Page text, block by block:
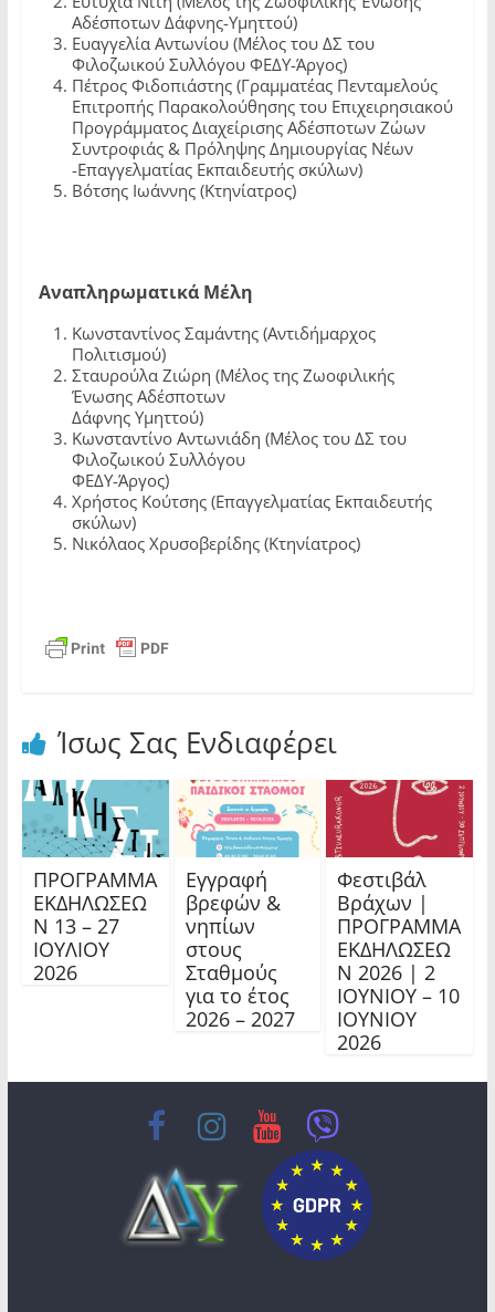
Αδέσποτων Δάφνης-Υμηττού)
Ευαγγελία Αντωνίου (Μέλος του ΔΣ του
Φιλοζωικού Συλλόγου ΦΕΔΥ-Άργος)
Πέτρος Φιδοπιάστης (Γραμματέας Πενταμελούς
Επιτροπής Παρακολούθησης του Επιχειρησιακού
Προγράμματος Διαχείρισης Αδέσποτων Ζώων
Συντροφιάς & Πρόληψης Δημιουργίας Νέων
-Επαγγελματίας Εκπαιδευτής σκύλων)
Βότσης Ιωάννης (Κτηνίατρος)
Αναπληρωματικά Μέλη
Κωνσταντίνος Σαμάντης (Αντιδήμαρχος
Πολιτισμού)
Σταυρούλα Ζιώρη (Μέλος της Ζωοφιλικής
Ένωσης Αδέσποτων
Δάφνης Υμηττού)
Κωνσταντίνο Αντωνιάδη (Μέλος του ΔΣ του
Φιλοζωικού Συλλόγου
ΦΕΔΥ-Άργος)
Χρήστος Κούτσης (Επαγγελματίας Εκπαιδευτής
σκύλων)
Νικόλαος Χρυσοβερίδης (Κτηνίατρος)
Ίσως Σας Ενδιαφέρει
ΠΡΟΓΡΑΜΜΑ
ΕΚΔΗΛΩΣΕΩ
Ν 13 – 27
ΙΟΥΛΙΟΥ
2026
Εγγραφή
βρεφών &
νηπίων
στους
Σταθμούς
για το έτος
2026 – 2027
Φεστιβάλ
Βράχων |
ΠΡΟΓΡΑΜΜΑ
ΕΚΔΗΛΩΣΕΩ
Ν 2026 | 2
ΙΟΥΝΙΟΥ – 10
ΙΟΥΝΙΟΥ
2026